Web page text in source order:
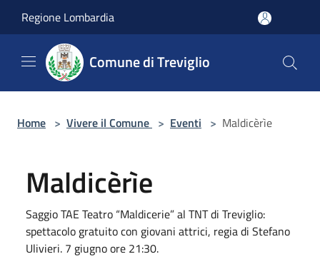
Regione Lombardia
Comune di Treviglio
Home > Vivere il Comune > Eventi > Maldicèrìe
Maldicèrìe
Saggio TAE Teatro “Maldicerie” al TNT di Treviglio:
spettacolo gratuito con giovani attrici, regia di Stefano
Ulivieri. 7 giugno ore 21:30.